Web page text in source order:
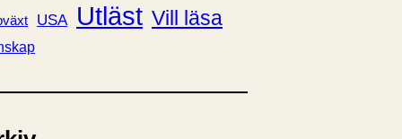
USA Utläst Vill läsa